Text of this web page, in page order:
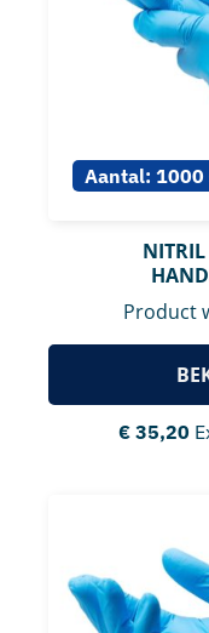
Aantal: 1000
NITRIL
Product
€35,20